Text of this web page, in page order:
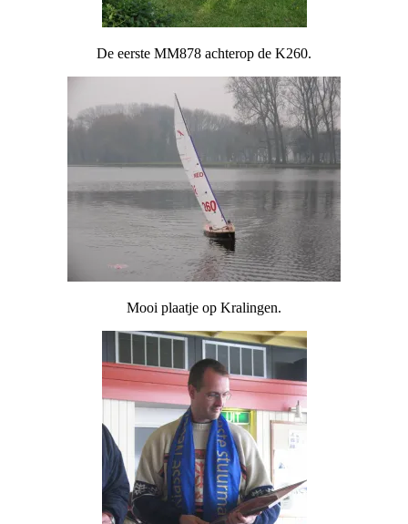
De eerste MM878 achterop de K260.
Mooi plaatje op Kralingen.